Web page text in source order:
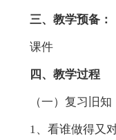
三、教学预备：
课件
四、教学过程
（一）复习旧
1、看谁做得又